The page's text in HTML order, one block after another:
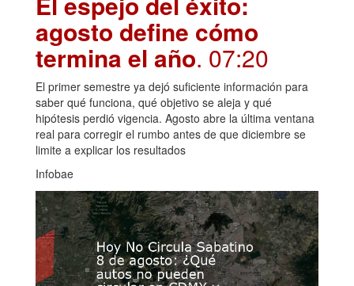
agosto define cómo
termina el año. 07:20
El primer semestre ya dejó suficiente información para
saber qué funciona, qué objetivo se aleja y qué
hipótesis perdió vigencia. Agosto abre la última ventana
real para corregir el rumbo antes de que diciembre se
limite a explicar los resultados
Infobae